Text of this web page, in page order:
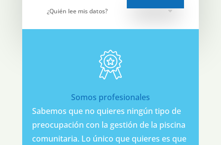
¿Quién lee mis datos?
Somos profesionales
Sabemos que no quieres ningún tipo de
preocupación con la gestión de la piscina
comunitaria. Lo único que quieres es que